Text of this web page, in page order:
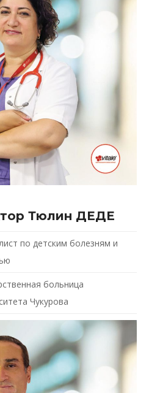
Тюлин ДЕДЕ
по детским болезням и
больница
Чукурова